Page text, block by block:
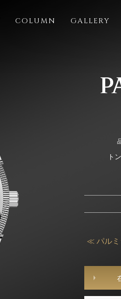
COLUMN GALLERY
ト
≪ パルミ